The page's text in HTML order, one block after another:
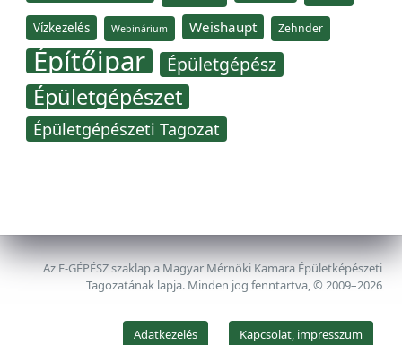
Vízkezelés Webinárium Weishaupt Zehnder
Építőipar Épületgépész
Épületgépészet
Épületgépészeti Tagozat
Az E-GÉPÉSZ szaklap a Magyar Mérnöki Kamara Épületképészeti
Tagozatának lapja. Minden jog fenntartva, © 2009–2026
Adatkezelés Kapcsolat, impresszum